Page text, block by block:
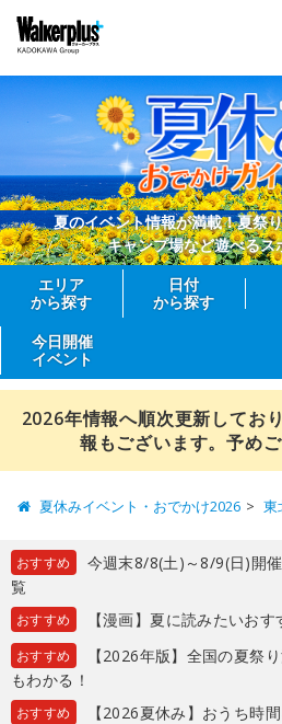
夏のイベント情報が満載！夏祭
キャンプ場など遊べるス
エリア
から探す
日付
から探す
今日開催
イベント
2026年情報へ順次更新してお
報もございます。予めご
夏休みイベント・おでかけ2026 東
おすすめ
今週末8/8(土)～8/9(日)開
覧
おすすめ 【漫画】夏に読みたいお
おすすめ
【2026年版】全国の夏祭
もわかる！
おすすめ
【2026夏休み】おうち時